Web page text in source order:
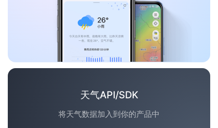
天气API/SDK
将天气数据加入到你的产品中